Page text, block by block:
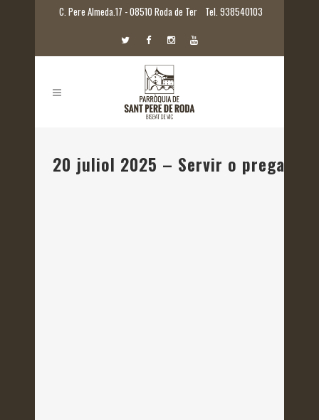
C. Pere Almeda.17 - 08510 Roda de Ter Tel. 938540103
20 juliol 2025 – Servir o pregar?